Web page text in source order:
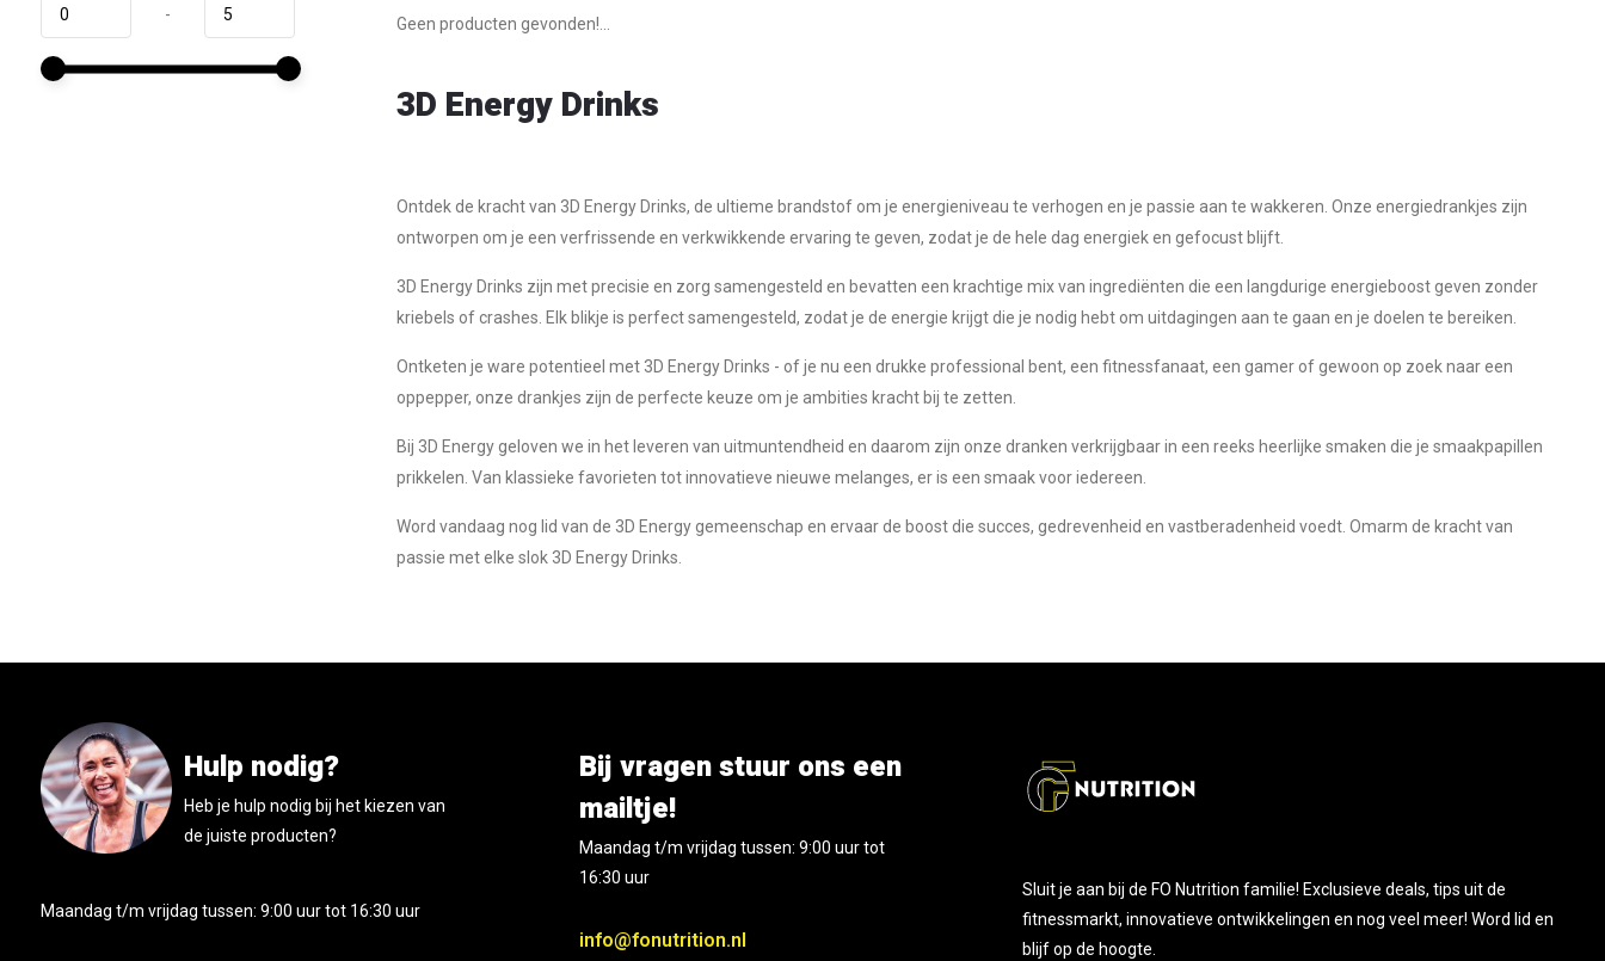
- Geen producten gevonden!...
3D Energy Drinks
Ontdek de kracht van 3D Energy Drinks, de ultieme brandstof om je energieniveau te verhogen en je passie aan te wakkeren. Onze energiedrankjes zijn
ontworpen om je een verfrissende en verkwikkende ervaring te geven, zodat je de hele dag energiek en gefocust blijft.
3D Energy Drinks zijn met precisie en zorg samengesteld en bevatten een krachtige mix van ingrediënten die een langdurige energieboost geven zonder
kriebels of crashes. Elk blikje is perfect samengesteld, zodat je de energie krijgt die je nodig hebt om uitdagingen aan te gaan en je doelen te bereiken.
Ontketen je ware potentieel met 3D Energy Drinks - of je nu een drukke professional bent, een fitnessfanaat, een gamer of gewoon op zoek naar een
oppepper, onze drankjes zijn de perfecte keuze om je ambities kracht bij te zetten.
Bij 3D Energy geloven we in het leveren van uitmuntendheid en daarom zijn onze dranken verkrijgbaar in een reeks heerlijke smaken die je smaakpapillen
prikkelen. Van klassieke favorieten tot innovatieve nieuwe melanges, er is een smaak voor iedereen.
Word vandaag nog lid van de 3D Energy gemeenschap en ervaar de boost die succes, gedrevenheid en vastberadenheid voedt. Omarm de kracht van
passie met elke slok 3D Energy Drinks.
Hulp nodig?
Heb je hulp nodig bij het kiezen van
de juiste producten?
Maandag t/m vrijdag tussen: 9:00 uur tot 16:30 uur
Bij vragen stuur ons een
mailtje!
Maandag t/m vrijdag tussen: 9:00 uur tot
16:30 uur
info@fonutrition.nl
Sluit je aan bij de FO Nutrition familie! Exclusieve deals, tips uit de
fitnessmarkt, innovatieve ontwikkelingen en nog veel meer! Word lid en
blijf op de hoogte.